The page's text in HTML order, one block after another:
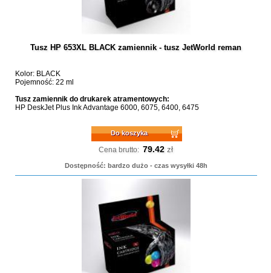
Tusz HP 653XL BLACK zamiennik - tusz JetWorld reman
Kolor: BLACK
Pojemność: 22 ml
Tusz zamiennik do drukarek atramentowych:
HP DeskJet Plus Ink Advantage 6000, 6075, 6400, 6475
Do koszyka
Cena brutto: 79.42 zł
Dostępność: bardzo dużo - czas wysyłki 48h